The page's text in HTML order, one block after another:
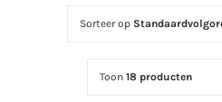
Sorteer op
Toon18 producten